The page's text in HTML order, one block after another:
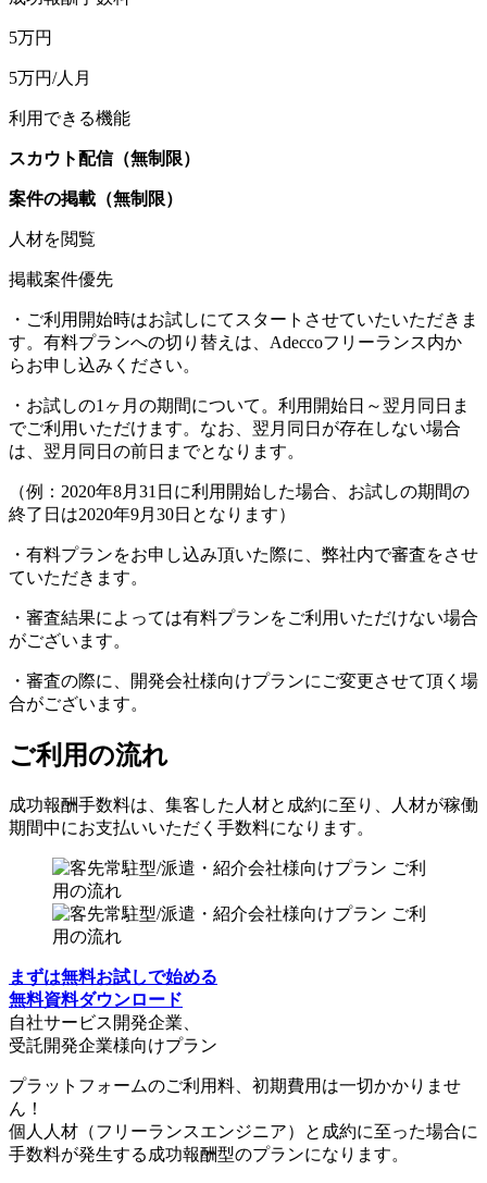
5万円
5万円/人月
利用できる機能
スカウト配信（無制限）
案件の掲載（無制限）
人材を閲覧
掲載案件優先
・ご利用開始時はお試しにてスタートさせていたいただきま
す。有料プランへの切り替えは、Adeccoフリーランス内か
らお申し込みください。
・お試しの1ヶ月の期間について。利用開始日～翌月同日ま
でご利用いただけます。なお、翌月同日が存在しない場合
は、翌月同日の前日までとなります。
（例：2020年8月31日に利用開始した場合、お試しの期間の
終了日は2020年9月30日となります）
・有料プランをお申し込み頂いた際に、弊社内で審査をさせ
ていただきます。
・審査結果によっては有料プランをご利用いただけない場合
がございます。
・審査の際に、開発会社様向けプランにご変更させて頂く場
合がございます。
ご利用の流れ
成功報酬手数料は、集客した人材と成約に至り、人材が稼働
期間中にお支払いいただく手数料になります。
まずは無料お試しで始める
無料資料ダウンロード
自社サービス開発企業、
受託開発企業様向けプラン
プラットフォームのご利用料、初期費用は一切かかりませ
ん！
個人人材（フリーランスエンジニア）と成約に至った場合に
手数料が発生する成功報酬型のプランになります。